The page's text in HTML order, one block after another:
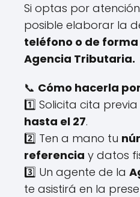
Si optas por
posible elaborar la
teléfono o de
Agencia Tributaria.
📞 Cómo hacerla
1️⃣ Solicita cita
hasta el 27.
2️⃣ Ten a mano tu
referencia y datos
3️⃣ Un agente de la
te asistirá en la